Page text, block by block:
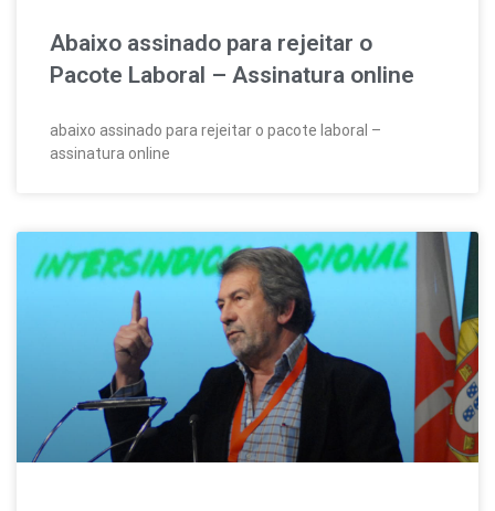
Abaixo assinado para rejeitar o
Pacote Laboral – Assinatura online
abaixo assinado para rejeitar o pacote laboral –
assinatura online